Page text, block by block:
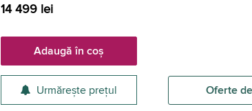
14 499 lei
Adaugă în coș
Urmărește prețul Oferte